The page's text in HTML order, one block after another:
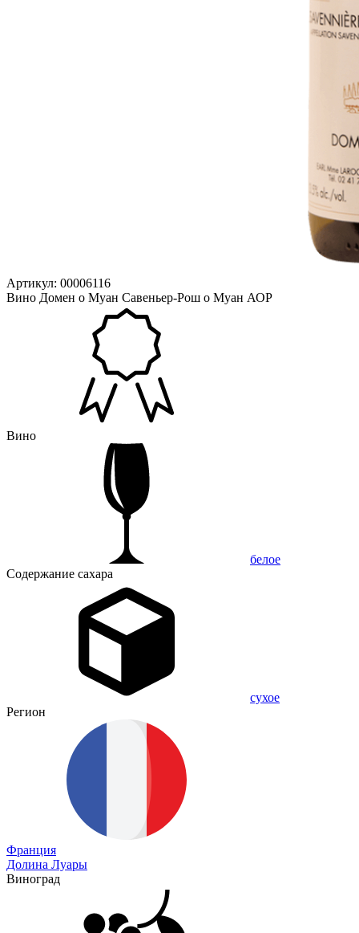
Артикул: 00006116
Вино Домен о Муан Савеньер-Рош о Муан АОР
Вино
белое
Содержание сахара
сухое
Регион
Франция
Долина Луары
Виноград